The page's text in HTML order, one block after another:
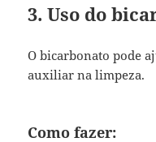
3. Uso do
O bicarbonato pode
auxiliar na limpeza.
Como fazer: